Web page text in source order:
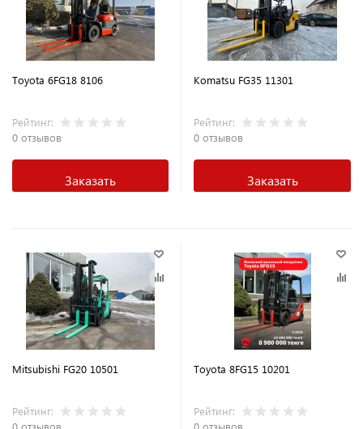
Toyota 6FG18 8106
Рейтинг:
0 отзывов
Заказать
Komatsu FG35 11301
Рейтинг:
0 отзывов
Заказать
Mitsubishi FG20 10501
Рейтинг:
0 отзывов
Toyota 8FG15 10201
Рейтинг:
0 отзывов